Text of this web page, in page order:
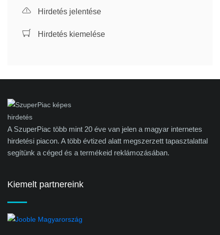
Hirdetés jelentése
Hirdetés kiemelése
A SzuperPiac több mint 20 éve van jelen a magyar internetes
hirdetési piacon. A több évtized alatt megszerzett tapasztalattal
segítünk a céged és a termékeid reklámozásában.
Kiemelt partnereink